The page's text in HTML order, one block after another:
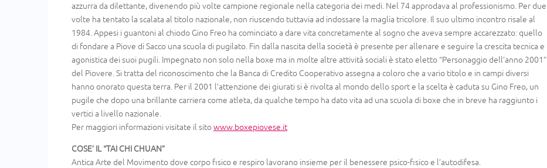
azzurra da dilettante, divenendo più volte campione regionale nella categoria dei medi. Nel 74 approdava al professionismo. Per due
volte ha tentato la scalata al titolo nazionale, non riuscendo tuttavia ad indossare la maglia tricolore. Il suo ultimo incontro risale al
1984. Appesi i guantoni al chiodo Gino Freo ha cominciato a dare vita concretamente al sogno che aveva sempre accarezzato: quello
di fondare a Piove di Sacco una scuola di pugilato. Fin dalla nascita della società è presente per allenare e seguire la crescita tecnica e
agonistica dei suoi pugili. Impegnato non solo nella boxe ma in molte altre attività sociali è stato eletto “Personaggio dell’anno 2001”
del Piovere. Si tratta del riconoscimento che la Banca di Credito Cooperativo assegna a coloro che a vario titolo e in campi diversi
hanno onorato questa terra. Per il 2001 l’attenzione dei giurati si è rivolta al mondo dello sport e la scelta è caduta su Gino Freo, un
pugile che dopo una brillante carriera come atleta, da qualche tempo ha dato vita ad una scuola di boxe che in breve ha raggiunto i
vertici a livello nazionale.
Per maggiori informazioni visitate il sitowww.boxepiovese.it
COSE’ IL “TAI CHI CHUAN”
Antica Arte del Movimento dove corpo fisico e respiro lavorano insieme per il benessere psico-fisico e l’autodifesa.